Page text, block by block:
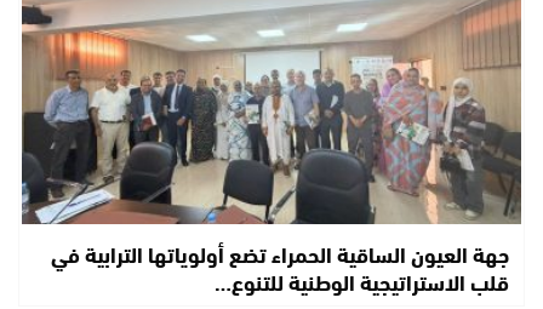
جهة العيون الساقية الحمراء تضع أولوياتها الترابية في
قلب الاستراتيجية الوطنية للتنوع…